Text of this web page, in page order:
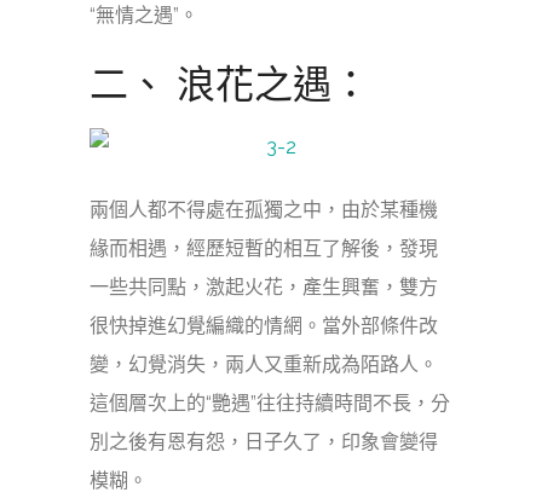
“無情之遇”。
二、 浪花之遇：
兩個人都不得處在孤獨之中，由於某種機
緣而相遇，經歷短暫的相互了解後，發現
一些共同點，激起火花，產生興奮，雙方
很快掉進幻覺編織的情網。當外部條件改
變，幻覺消失，兩人又重新成為陌路人。
這個層次上的“艷遇”往往持續時間不長，分
別之後有恩有怨，日子久了，印象會變得
模糊。